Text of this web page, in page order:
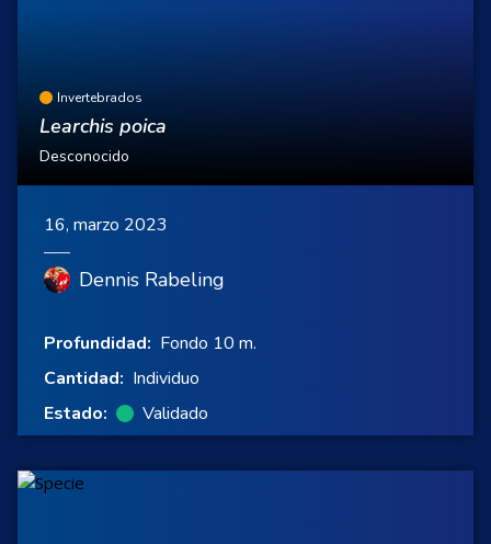
Invertebrados
Learchis poica
Desconocido
16, marzo 2023
Dennis Rabeling
Profundidad: Fondo 10 m.
Cantidad: Individuo
Estado:
Validado